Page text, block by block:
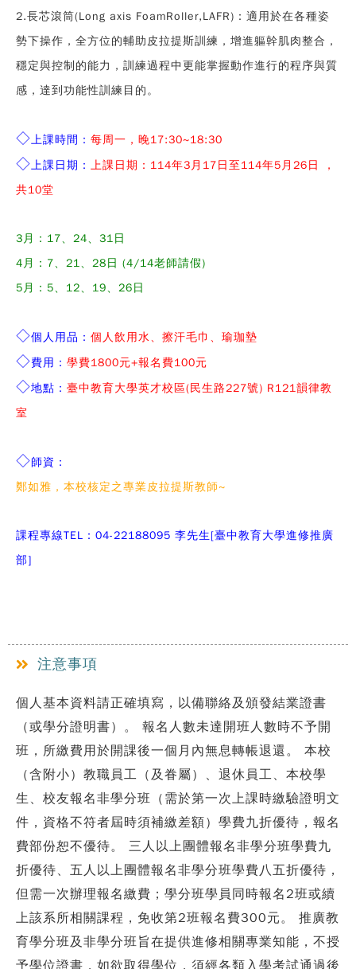
2.長芯滾筒(Long axis FoamRoller,LAFR)：適用於在各種姿
勢下操作，全方位的輔助皮拉提斯訓練，增進軀幹肌肉整合，
穩定與控制的能力，訓練過程中更能掌握動作進行的程序與質
感，達到功能性訓練目的。
◇上課時間： 每周一，晚17:30~18:30
◇上課日期： 上課日期：114年3月17日至114年5月26日 ，
共10堂
3月：17、24、31日
4月：7、21、28日 (4/14老師請假)
5月：5、12、19、26日
◇個人用品： 個人飲用水、擦汗毛巾、瑜珈墊
◇費用： 學費1800元+報名費100元
◇地點： 臺中教育大學英才校區(民生路227號) R121韻律教
室
◇師資：
鄭如雅， 本校核定之專業皮拉提斯教師~
課程專線TEL：04-22188095 李先生[臺中教育大學進修推廣
部]
注意事項
個人基本資料請正確填寫，以備聯絡及頒發結業證書
（或學分證明書）。 報名人數未達開班人數時不予開
班，所繳費用於開課後一個月內無息轉帳退還。 本校
（含附小）教職員工（及眷屬）、退休員工、本校學
生、校友報名非學分班（需於第一次上課時繳驗證明文
件，資格不符者屆時須補繳差額）學費九折優待，報名
費部份恕不優待。 三人以上團體報名非學分班學費九
折優待、五人以上團體報名非學分班學費八五折優待，
但需一次辦理報名繳費；學分班學員同時報名2班或續
上該系所相關課程，免收第2班報名費300元。 推廣教
育學分班及非學分班旨在提供進修相關專業知能，不授
予學位證書，如欲取得學位，須經各類入學考試通過後